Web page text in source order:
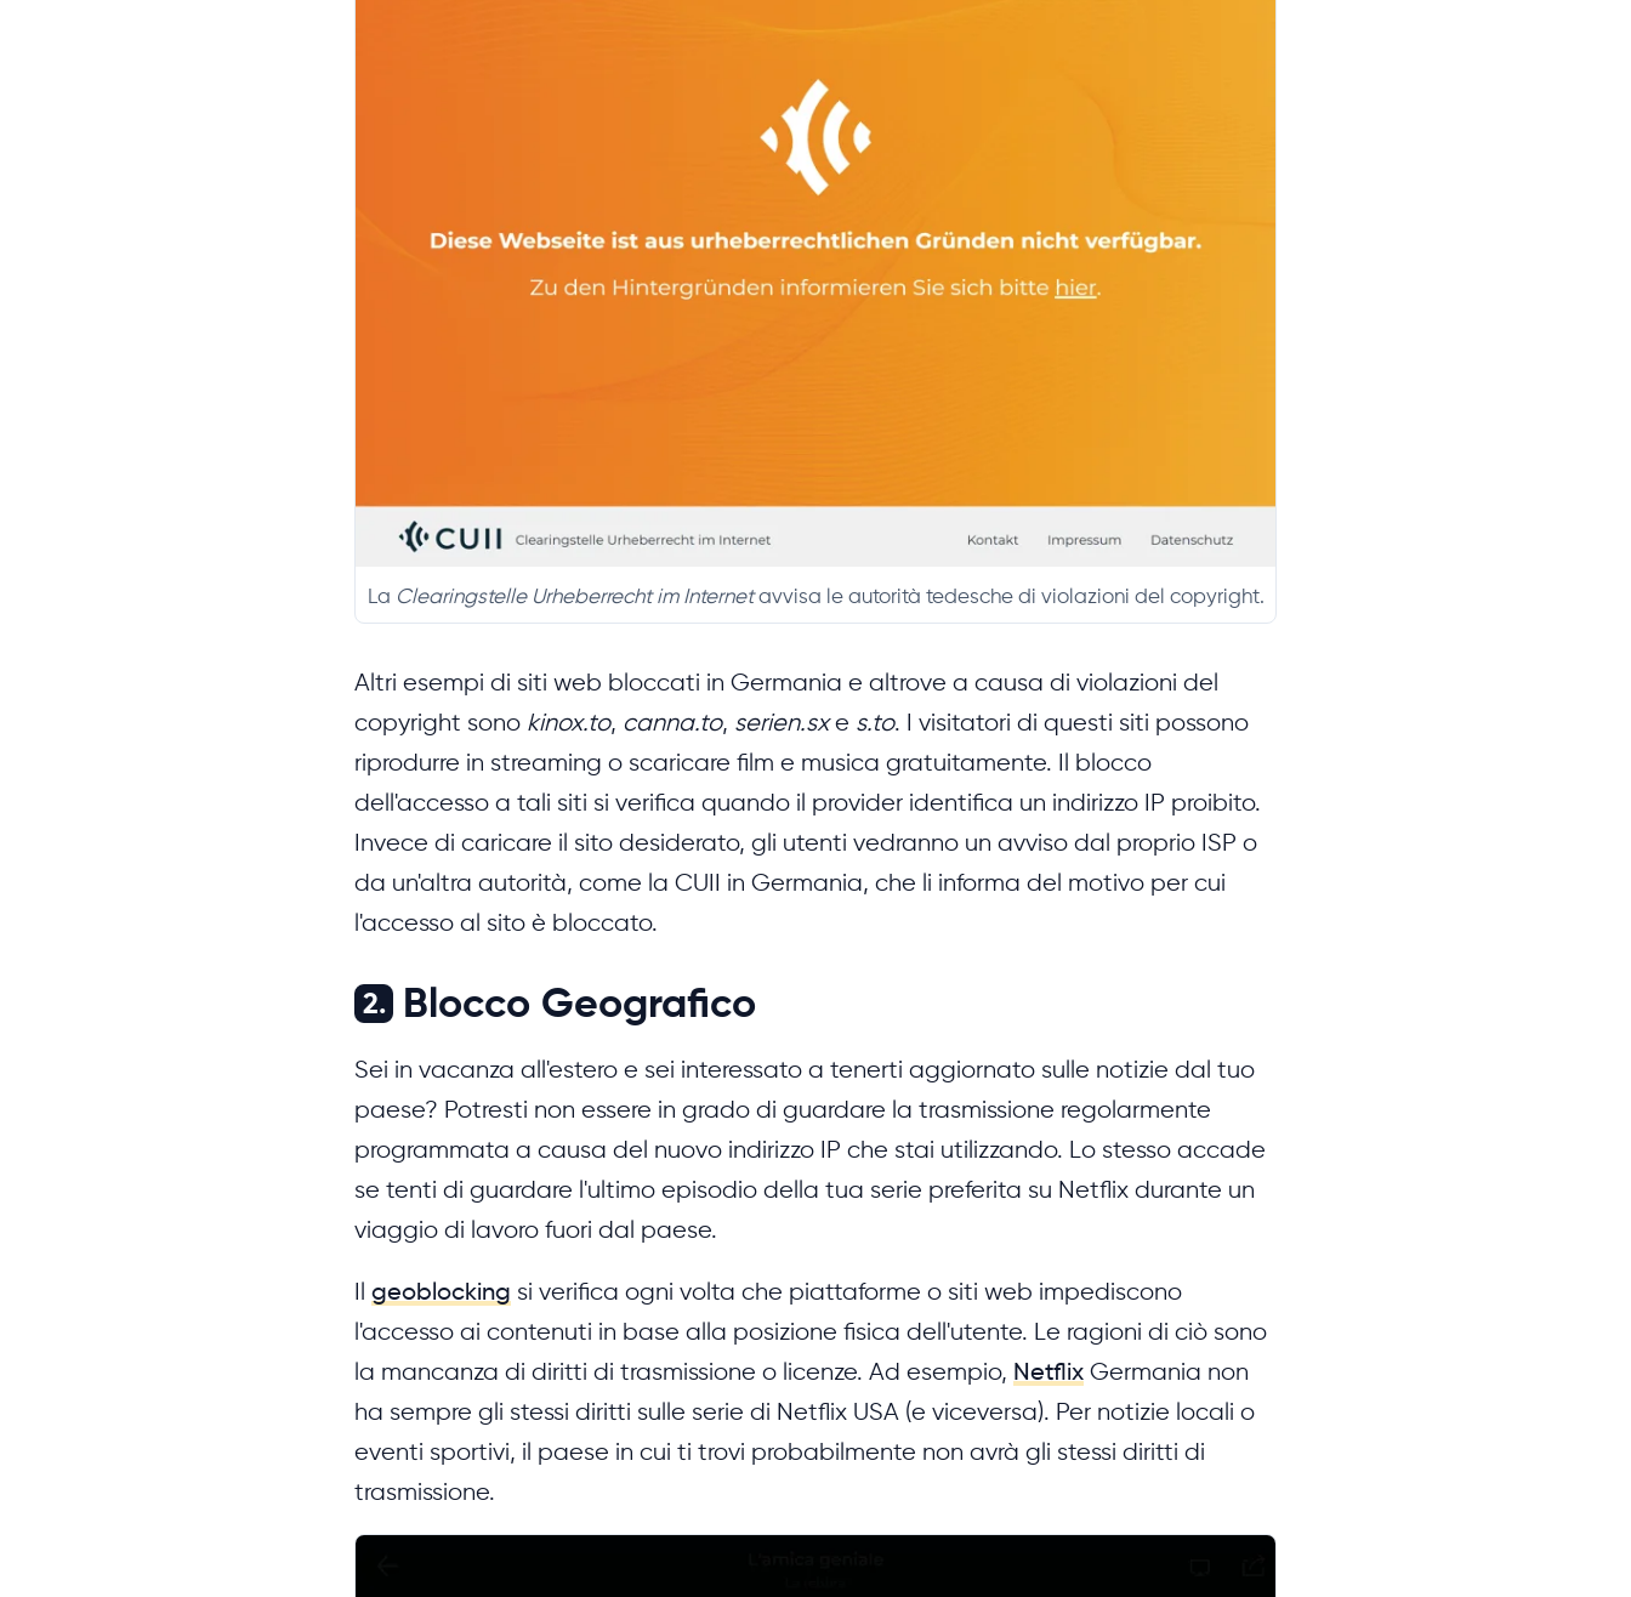
La Clearingstelle Urheberrecht im Internetavvisa le autorità tedesche di violazioni del copyright.
Altri esempi di siti web bloccati in Germania e altrove a causa di violazioni del
copyright sono kinox.to, canna.to, serien.sxe s.to. I visitatori di questi siti possono
riprodurre in streaming o scaricare film e musica gratuitamente. Il blocco
dell'accesso a tali siti si verifica quando il provider identifica un indirizzo IP proibito.
Invece di caricare il sito desiderato, gli utenti vedranno un avviso dal proprio ISP o
da un'altra autorità, come la CUII in Germania, che li informa del motivo per cui
l'accesso al sito è bloccato.
2. Blocco Geografico
Sei in vacanza all'estero e sei interessato a tenerti aggiornato sulle notizie dal tuo
paese? Potresti non essere in grado di guardare la trasmissione regolarmente
programmata a causa del nuovo indirizzo IP che stai utilizzando. Lo stesso accade
se tenti di guardare l'ultimo episodio della tua serie preferita su Netflix durante un
viaggio di lavoro fuori dal paese.
Il geoblocking si verifica ogni volta che piattaforme o siti web impediscono
l'accesso ai contenuti in base alla posizione fisica dell'utente. Le ragioni di ciò sono
la mancanza di diritti di trasmissione o licenze. Ad esempio, Netflix Germania non
ha sempre gli stessi diritti sulle serie di Netflix USA (e viceversa). Per notizie locali o
eventi sportivi, il paese in cui ti trovi probabilmente non avrà gli stessi diritti di
trasmissione.